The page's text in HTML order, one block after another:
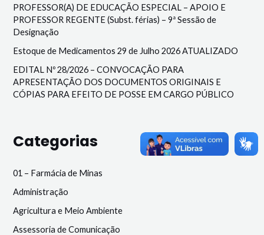
PROFESSOR(A) DE EDUCAÇÃO ESPECIAL – APOIO E
PROFESSOR REGENTE (Subst. férias) – 9ª Sessão de
Designação
Estoque de Medicamentos 29 de Julho 2026 ATUALIZADO
EDITAL Nº 28/2026 – CONVOCAÇÃO PARA
APRESENTAÇÃO DOS DOCUMENTOS ORIGINAIS E
CÓPIAS PARA EFEITO DE POSSE EM CARGO PÚBLICO
Categorias
01 – Farmácia de Minas
Administração
Agricultura e Meio Ambiente
Assessoria de Comunicação